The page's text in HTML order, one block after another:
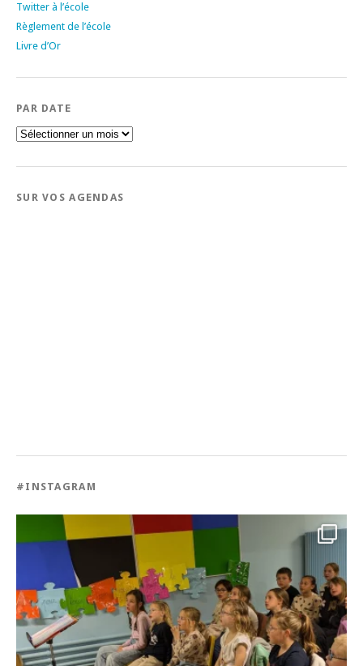
Twitter à l’école
Règlement de l’école
Livre d’Or
PAR DATE
Par
date
SUR VOS AGENDAS
#INSTAGRAM